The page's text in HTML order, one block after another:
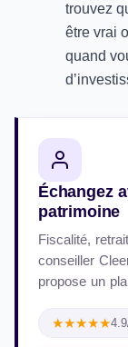
trouvez
être vrai
quand
Échangez
patrimoine
Fiscalité,
conseiller
propose un
★★★★★